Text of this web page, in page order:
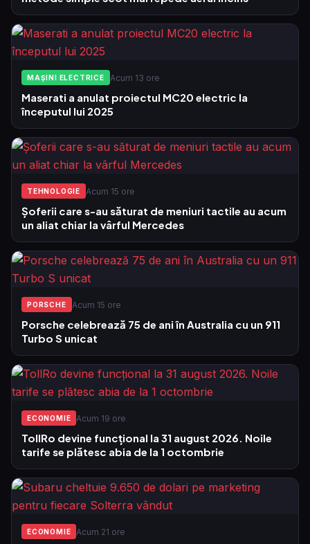
MAȘINI ELECTRICE Acum 13 ore
Maserati a anulat proiectul MC20 electric la
începutul lui 2025
TEHNOLOGIE Acum 15 ore
Șoferii care s-au săturat de meniuri tactile au acum
un aliat chiar la vârful Mercedes
PORSCHE Acum 15 ore
Porsche celebrează 75 de ani în Australia cu un 911
Turbo S unicat
ECONOMIE Acum 19 ore
TollRo devine funcțional la 31 august 2026. Noile
tarife se plătesc abia de la 1 octombrie
ECONOMIE Acum 21 ore